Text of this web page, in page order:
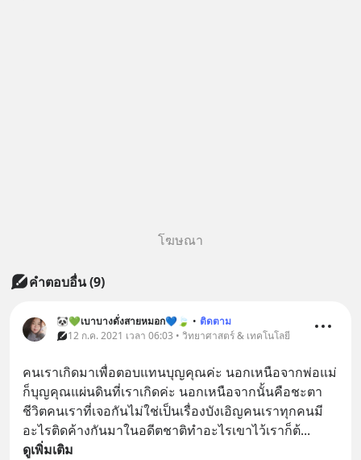
โฆษณา
คำตอบอื่น(9)
🐼💚เบาบางดั่งสายหมอก💙🍃 • ติดตาม
12 ก.ค. 2021 เวลา 06:03 • วิทยาศาสตร์ & เทคโนโลยี
คนเราเกิดมาเพื่อตอบแทนบุญคุณค่ะ นอกเหนือจากพ่อแม่
ก็บุญคุณแผ่นดินที่เราเกิดค่ะ นอกเหนือจากนั้นคือชะตา
ชีวิตคนเราที่เจอกันไม่ใช่เป็นเรื่องบังเอิญคนเราทุกคนมี
อะไรติดค้างกันมาในอดีตชาติทำอะไรเขาไว้เราก็ต้...
ดูเพิ่มเติม